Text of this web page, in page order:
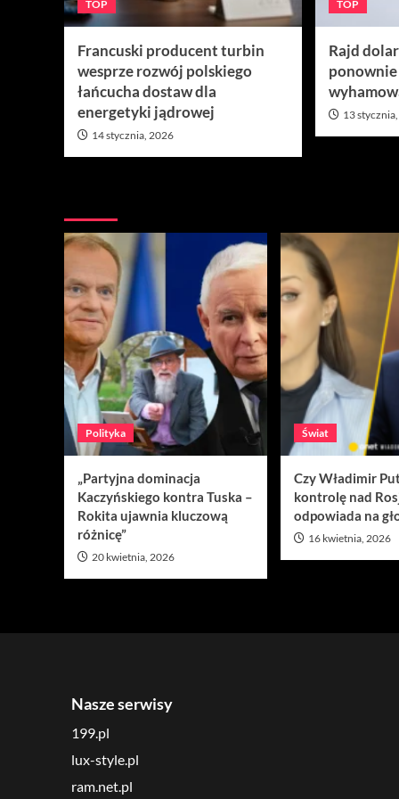
TOP
Francuski producent turbin
wesprze rozwój polskiego
łańcucha dostaw dla
energetyki jądrowej
14 stycznia, 2026
TOP
Rajd
13
Polityka
„Partyjna dominacja
Kaczyńskiego kontra Tuska –
Rokita ujawnia kluczową
różnicę”
20 kwietnia, 2026
Świat
Czy Władimir
kontrolę nad
odpowiada na
16 kwietnia, 2026
Nasze serwisy
199.pl
lux-style.pl
ram.net.pl